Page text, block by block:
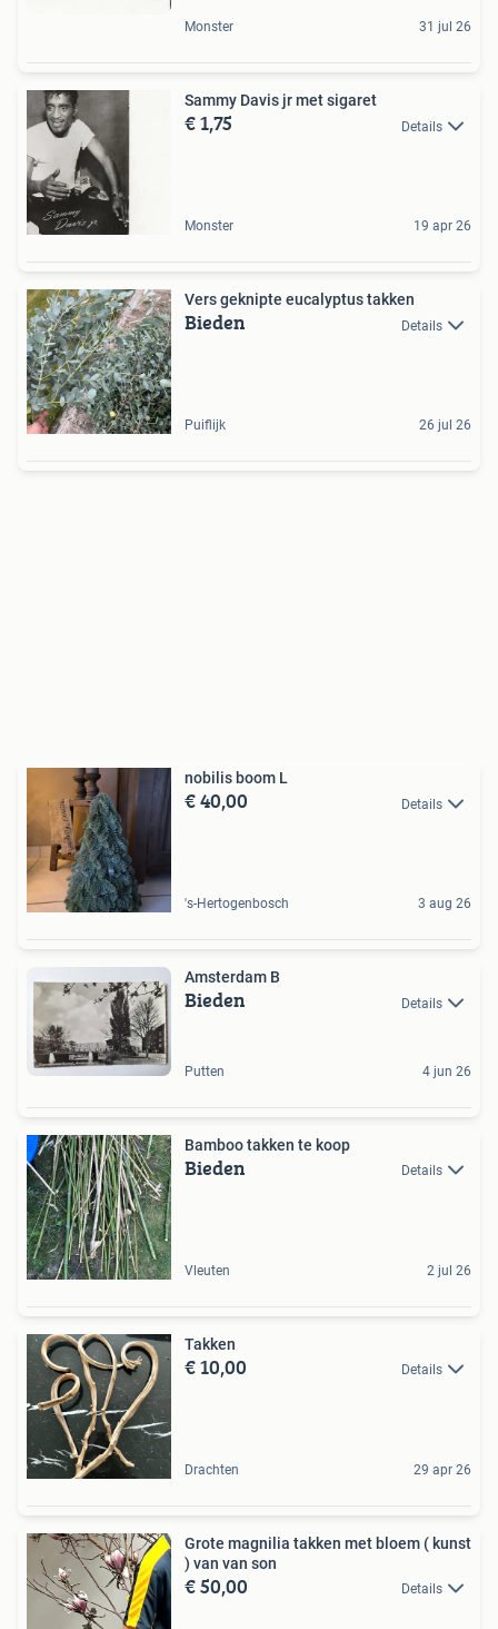
Monster 31 jul 26
Sammy Davis jr met sigaret
€ 1,75 Details
Monster 19 apr 26
Vers geknipte eucalyptus takken
Bieden Details
Puiflijk 26 jul 26
nobilis boom L
€ 40,00 Details
's-Hertogenbosch 3 aug 26
Amsterdam B
Bieden Details
Putten 4 jun 26
Bamboo takken te koop
Bieden Details
Vleuten 2 jul 26
Takken
€ 10,00 Details
Drachten 29 apr 26
Grote magnilia takken met bloem ( kunst
) van van son
€ 50,00 Details